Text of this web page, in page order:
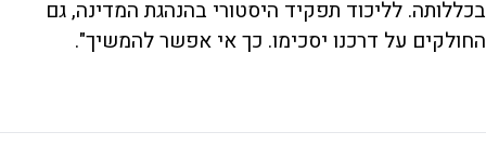
בכללותה. לליכוד תפקיד היסטורי בהנהגת המדינה, גם
החולקים על דרכנו יסכימו. כך אי אפשר להמשיך".